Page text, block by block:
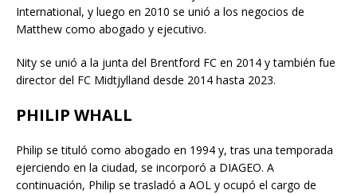
International, y luego en 2010 se unió a los negocios de
Matthew como abogado y ejecutivo.
Nity se unió a la junta del Brentford FC en 2014 y también fue
director del FC Midtjylland desde 2014 hasta 2023.
PHILIP WHALL
Philip se tituló como abogado en 1994 y, tras una temporada
ejerciendo en la ciudad, se incorporó a DIAGEO. A
continuación, Philip se trasladó a AOL y ocupó el cargo de